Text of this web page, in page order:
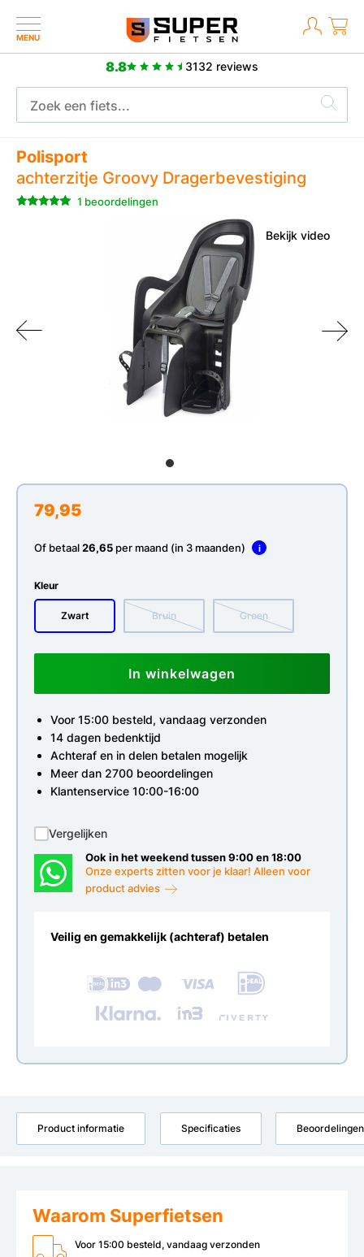
MENU
8.8 3132 reviews
2 jaar fabrieksgarantie
Polisport
achterzitje Groovy Dragerbevestiging
1 beoordelingen
Bekijk video
79,95
Of betaal26,65 per maand (in 3 maanden) i
Kleur
Zwart Bruin Groen
In winkelwagen
Voor 15:00 besteld, vandaag verzonden
14 dagen bedenktijd
Achteraf en in delen betalen mogelijk
Meer dan 2700 beoordelingen
Klantenservice 10:00-16:00
Vergelijken
Ook in het weekend tussen 9:00 en 18:00
Onze experts zitten voor je klaar! Alleen voor
product advies
Veilig en gemakkelijk (achteraf) betalen
Product informatie Specificaties Beoordelingen
Waarom Superfietsen
Voor 15:00 besteld, vandaag verzonden